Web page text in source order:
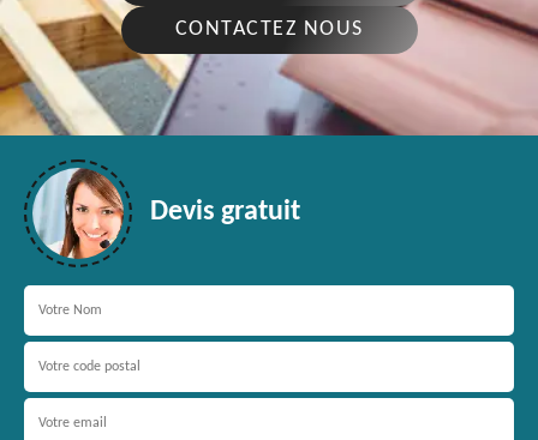
CONTACTEZ NOUS
Devis gratuit